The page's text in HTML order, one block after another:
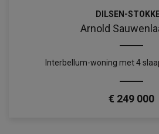
DILSEN-
Arnold
Interbellum-woning met 4
€ 249 000